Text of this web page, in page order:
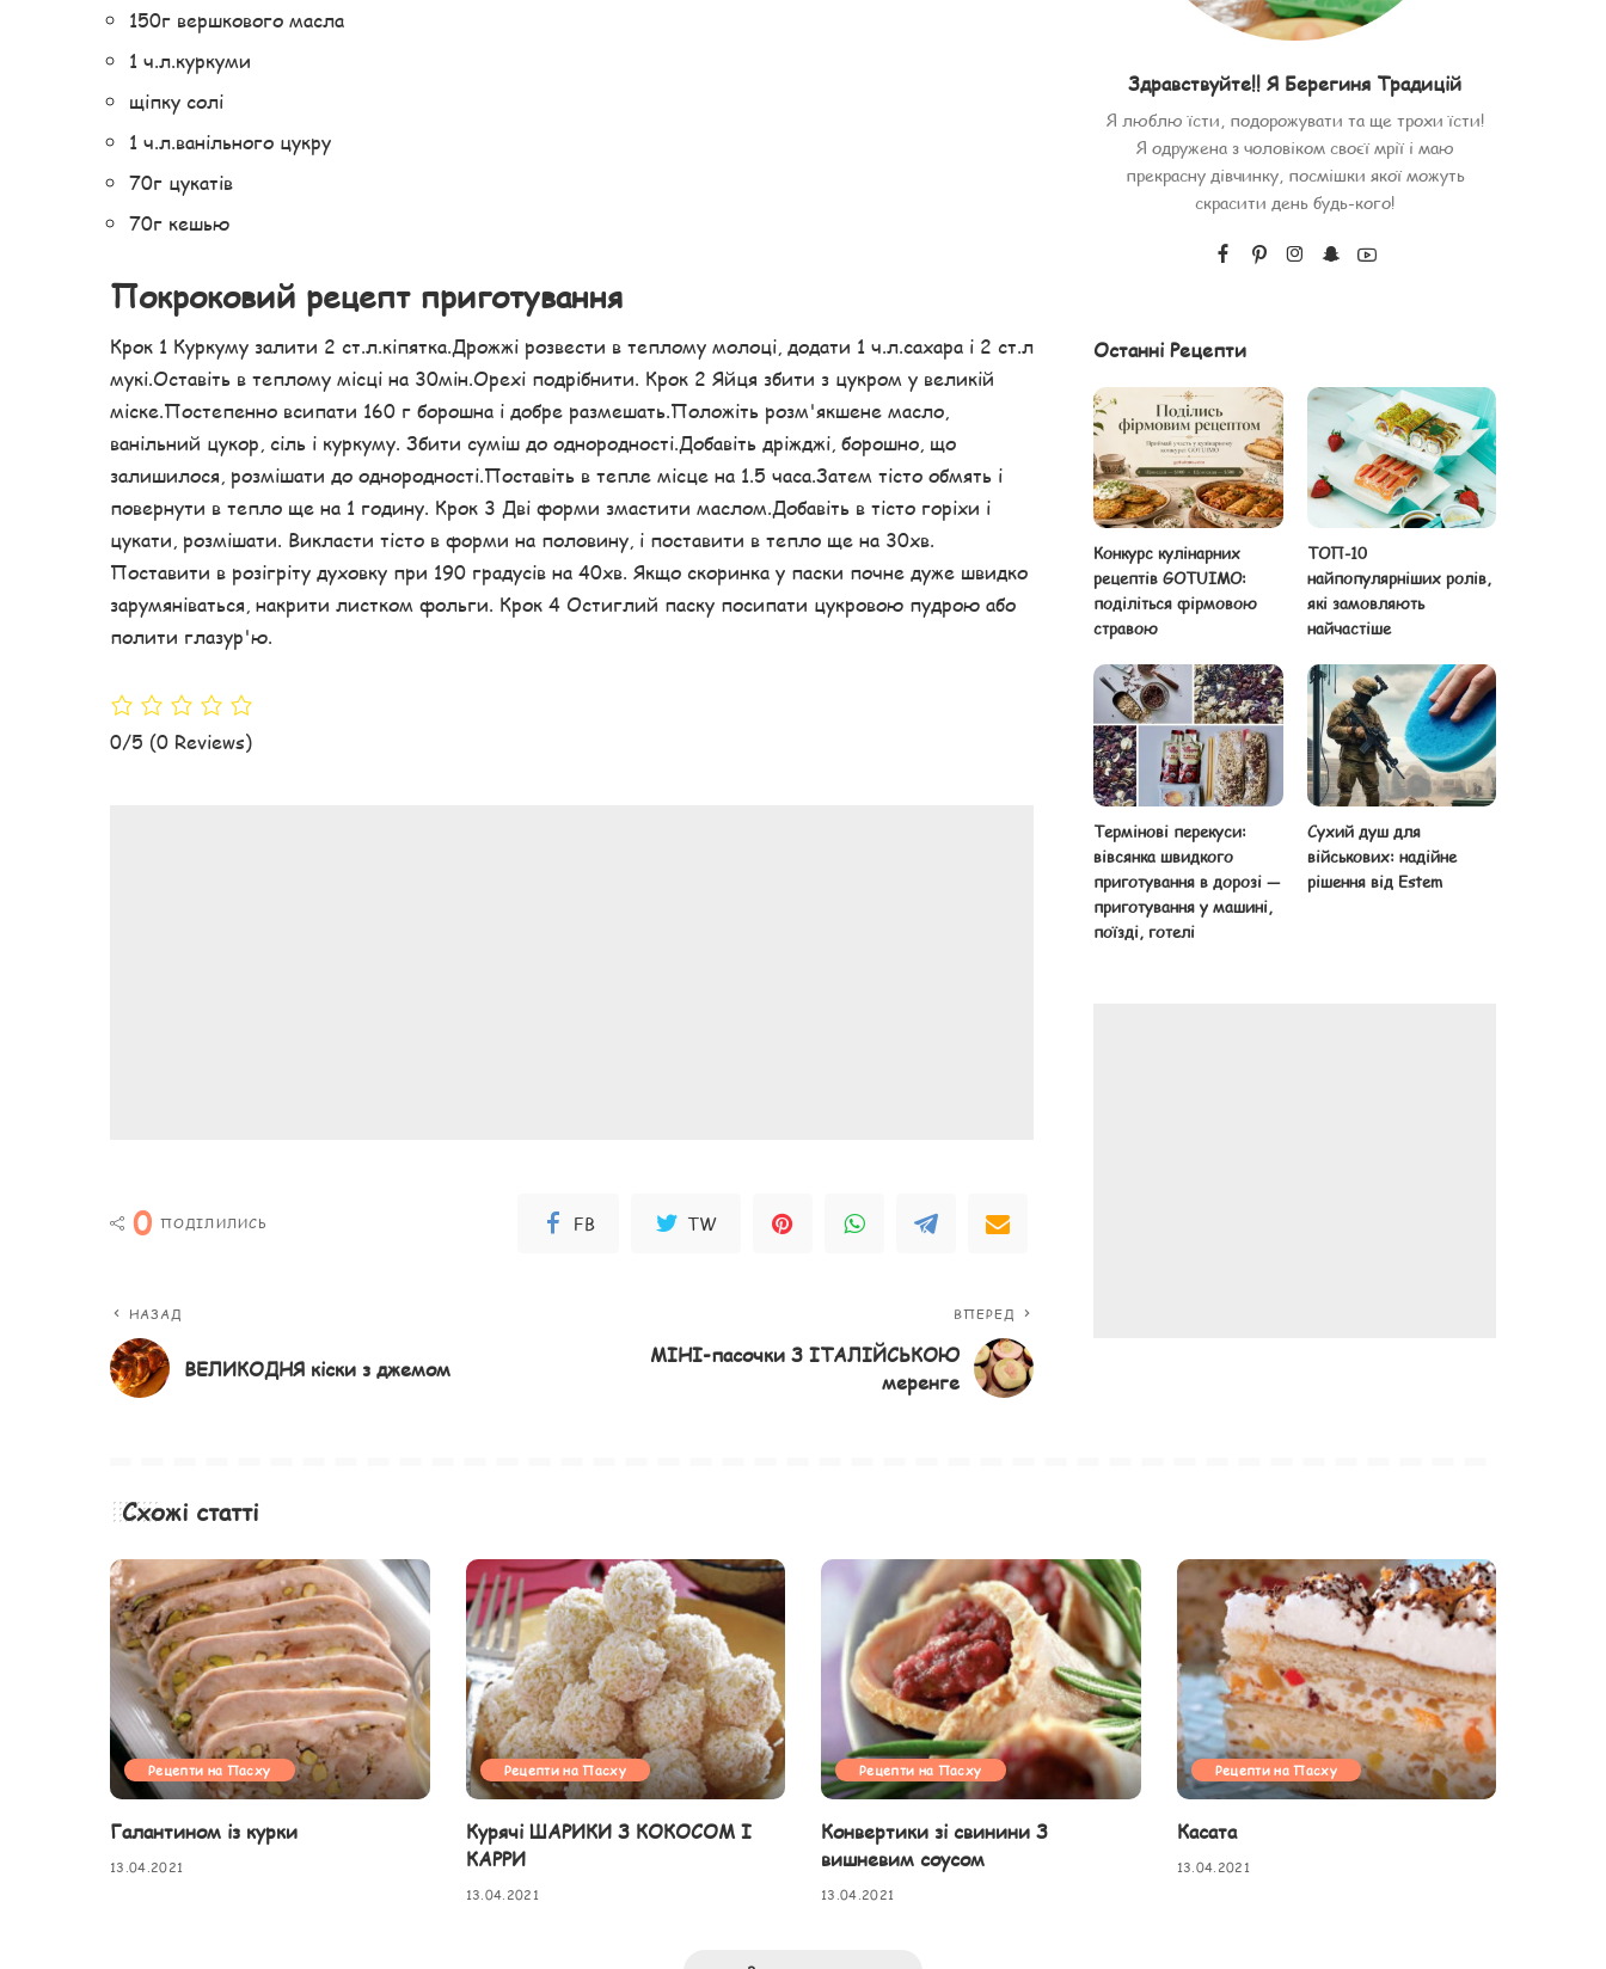
150г вершкового масла
1 ч.л.куркуми
щіпку солі
1 ч.л.ванільного цукру
70г цукатів
70г кешью
Покроковий рецепт приготування
Крок 1 Куркуму залити 2 ст.л.кіпятка.Дрожжі розвести в теплому молоці, додати 1 ч.л.сахара і 2 ст.л
мукі.Оставіть в теплому місці на 30мін.Орехі подрібнити. Крок 2 Яйця збити з цукром у великій
міске.Постепенно всипати 160 г борошна і добре размешать.Положіть розм'якшене масло,
ванільний цукор, сіль і куркуму. Збити суміш до однородності.Добавіть дріжджі, борошно, що
залишилося, розмішати до однородності.Поставіть в тепле місце на 1.5 часа.Затем тісто обмять і
повернути в тепло ще на 1 годину. Крок 3 Дві форми змастити маслом.Добавіть в тісто горіхи і
цукати, розмішати. Викласти тісто в форми на половину, і поставити в тепло ще на 30хв.
Поставити в розігріту духовку при 190 градусів на 40хв. Якщо скоринка у паски почне дуже швидко
зарумяніваться, накрити листком фольги. Крок 4 Остиглий паску посипати цукровою пудрою або
полити глазур'ю.
0/5 (0 Reviews)
0 ПОДІЛИЛИСЬ FB TW
НАЗАД
ВЕЛИКОДНЯ кіски з джемом
ВПЕРЕД
МІНІ-пасочки З ІТАЛІЙСЬКОЮ
меренге
Здравствуйте!! Я Берегиня Традицій
Я люблю їсти, подорожувати та ще трохи їсти!
Я одружена з чоловіком своєї мрії і маю
прекрасну дівчинку, посмішки якої можуть
скрасити день будь-кого!
Останні Рецепти
Конкурс кулінарних
рецептів GOTUIMO:
поділіться фірмовою
стравою
ТОП-10
найпопулярніших ролів,
які замовляють
найчастіше
Термінові перекуси:
вівсянка швидкого
приготування в дорозі —
приготування у машині,
поїзді, готелі
Сухий душ для
військових: надійне
рішення від Estem
Схожі статті
Рецепти на Пасху
Галантином із курки
13.04.2021
Рецепти на Пасху
Курячі ШАРИКИ З КОКОСОМ І
КАРРИ
13.04.2021
Рецепти на Пасху
Конвертики зі свинини З
вишневим соусом
13.04.2021
Рецепти на Пасху
Касата
13.04.2021